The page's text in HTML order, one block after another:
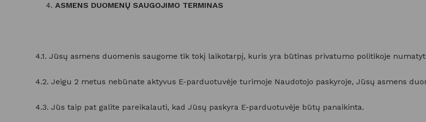
ASMENS DUOMENŲ SAUGOJIMO TERMINAS
4.1. Jūsų asmens duomenis saugome tik tokį laikotarpį, kuris yra būtinas privatumo politikoje
4.2. Jeigu 2 metus nebūnate aktyvus E-parduotuvėje turimoje Naudotojo paskyroje, Jūsų asmens
4.3. Jūs taip pat galite pareikalauti, kad Jūsų paskyra E-parduotuvėje būtų panaikinta.